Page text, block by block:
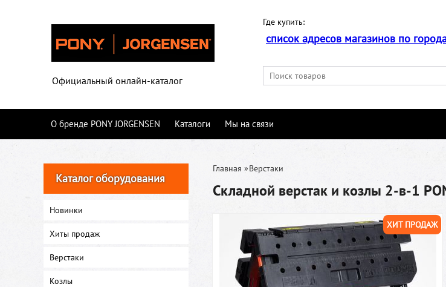
Официальный онлайн-каталог
Где купить:
список адресов магазинов по
О бренде PONY JORGENSEN Каталоги Мы на связи
Каталог оборудования
Новинки
Хиты продаж
Верстаки
Козлы
Главная »Верстаки
Складной верстак и козлы 2-в-1
ХИТ ПРОДАЖ